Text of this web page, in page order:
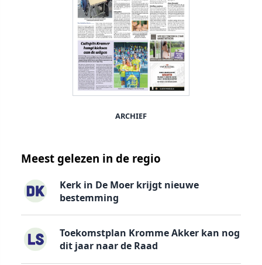
ARCHIEF
Meest gelezen in de regio
Kerk in De Moer krijgt nieuwe
bestemming
Toekomstplan Kromme Akker kan nog
dit jaar naar de Raad